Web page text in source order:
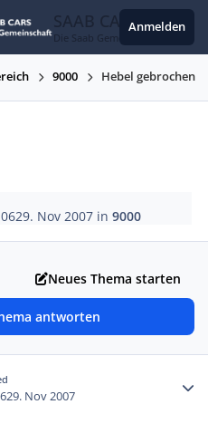
SAAB CARS
Die Saab Gemeinschaft
Anmelden
9000 Hebel gebrochen
29. Nov 2007 in9000
Neues Thema starten
antworten
29. Nov 2007